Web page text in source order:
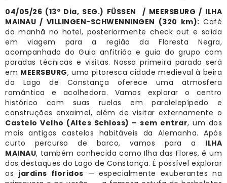
04/05/26 (13º Dia, SEG.) FÜSSEN / MEERSBURG / ILHA
MAINAU / VILLINGEN-SCHWENNINGEN (320 km):Café
da manhã no hotel, posteriormente check out e saída
em viagem para a região da Floresta Negra,
acompanhado do Guia anfitrião e guia do grupo com
paradas técnicas e visitas. Nossa primeira parada será
em MEERSBURG, uma pitoresca cidade medieval à beira
do Lago de Constança oferece uma atmosfera
romântica e acolhedora. Vamos explorar o centro
histórico com suas ruelas em paralelepípedo e
construções enxaimel, além de visitar externamente o
Castelo Velho (Altes Schloss) – sem entrar, um dos
mais antigos castelos habitáveis da Alemanha. Após
curto percurso de barco, vamos para a ILHA
MAINAU, também conhecida como Ilha das Flores, é um
dos destaques do Lago de Constança. É possível explorar
os jardins floridos — especialmente exuberantes na